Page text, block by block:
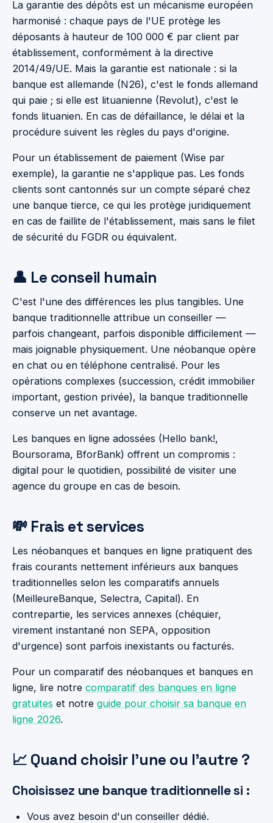
La garantie des dépôts est un mécanisme européen
harmonisé : chaque pays de l'UE protège les
déposants à hauteur de 100 000 € par client par
établissement, conformément à la directive
2014/49/UE. Mais la garantie est nationale : si la
banque est allemande (N26), c'est le fonds allemand
qui paie ; si elle est lituanienne (Revolut), c'est le
fonds lituanien. En cas de défaillance, le délai et la
procédure suivent les règles du pays d'origine.
Pour un établissement de paiement (Wise par
exemple), la garantie ne s'applique pas. Les fonds
clients sont cantonnés sur un compte séparé chez
une banque tierce, ce qui les protège juridiquement
en cas de faillite de l'établissement, mais sans le filet
de sécurité du FGDR ou équivalent.
👤 Le conseil humain
C'est l'une des différences les plus tangibles. Une
banque traditionnelle attribue un conseiller —
parfois changeant, parfois disponible difficilement —
mais joignable physiquement. Une néobanque opère
en chat ou en téléphone centralisé. Pour les
opérations complexes (succession, crédit immobilier
important, gestion privée), la banque traditionnelle
conserve un net avantage.
Les banques en ligne adossées (Hello bank!,
Boursorama, BforBank) offrent un compromis :
digital pour le quotidien, possibilité de visiter une
agence du groupe en cas de besoin.
💸 Frais et services
Les néobanques et banques en ligne pratiquent des
frais courants nettement inférieurs aux banques
traditionnelles selon les comparatifs annuels
(MeilleureBanque, Selectra, Capital). En
contrepartie, les services annexes (chéquier,
virement instantané non SEPA, opposition
d'urgence) sont parfois inexistants ou facturés.
Pour un comparatif des néobanques et banques en
ligne, lire notre comparatif des banques en ligne
gratuites et notre guide pour choisir sa banque en
ligne 2026.
📈 Quand choisir l'une ou l'autre ?
Choisissez une banque traditionnelle si :
Vous avez besoin d'un conseiller dédié.